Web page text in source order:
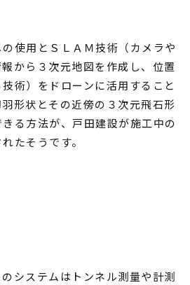
使用とＳＬＡＭ技術（カメラや
から３次元地図を作成し、位置
術）をドローンに活用すること
形状とその近傍の３次元飛石形
る方法が、戸田建設が施工中の
たそうです。
システムはトンネル測量や計測